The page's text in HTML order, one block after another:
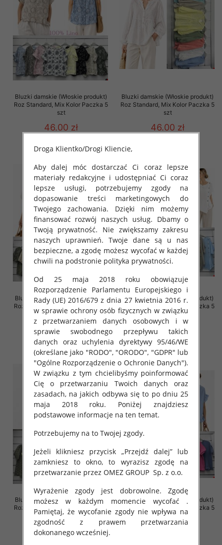
Bluzki damskie (Włoskie produkt)
Roz Standard, Mix Kolor Paczka 5
szt
46.00 zł
Bluzki damskie (Włoskie produkt)
Roz Standard, Mix Kolor Paczka 5
szt
46.00 zł
Bluzki damskie (Włoskie produkt)
Roz Standard, Mix Kolor Paczka 5
szt
41.00 zł
szczegóły
Bluzki damskie (Włoskie produkt)
Roz Standard, Mix Kolor Paczka 5
szt
39.00 zł
szczegóły
Bluzki damskie (Włoskie produkt)
Roz Standard, Mix Kolor Paczka 5
szt
34.00 zł
Bluzki damskie (Włoskie produkt)
Roz Standard, Mix Kolor Paczka 5
szt
Droga Klientko/Drogi Kliencie,
Aby dalej móc dostarczać Ci coraz lepsze
materiały redakcyjne i udostępniać Ci coraz
lepsze usługi, potrzebujemy zgody na
dopasowanie treści marketingowych do
Twojego zachowania. Dzięki nim możemy
finansować rozwój naszych usług. Dbamy o
Twoją prywatność. Nie zwiększamy zakresu
naszych uprawnień. Twoje dane są u nas
bezpieczne, a zgodę możesz wycofać w każdej
chwili na podstronie polityka prywatności.
Od 25 maja 2018 roku obowiązuje
Rozporządzenie Parlamentu Europejskiego i
Rady (UE) 2016/679 z dnia 27 kwietnia 2016 r.
w sprawie ochrony osób fizycznych w związku
z przetwarzaniem danych osobowych i w
sprawie swobodnego przepływu takich
danych oraz uchylenia dyrektywy 95/46/WE
(określane jako "RODO", "ORODO", "GDPR" lub
"Ogólne Rozporządzenie o Ochronie Danych").
W związku z tym chcielibyśmy poinformować
Cię o przetwarzaniu Twoich danych oraz
zasadach, na jakich odbywa się to po dniu 25
maja 2018 roku. Poniżej znajdziesz
podstawowe informacje na ten temat.
Potrzebujemy na to Twojej zgody.
Jeżeli klikniesz przycisk „Przejdź dalej” lub
zamkniesz to okno, to wyrazisz zgodę na
przetwarzanie przez OMEZ GROUP Sp. z o.o.
Wyrażenie zgody jest dobrowolne. Zgodę
możesz w każdym momencie wycofać .
Pamiętaj, że wycofanie zgody nie wpływa na
zgodność z prawem przetwarzania
dokonanego wcześniej.